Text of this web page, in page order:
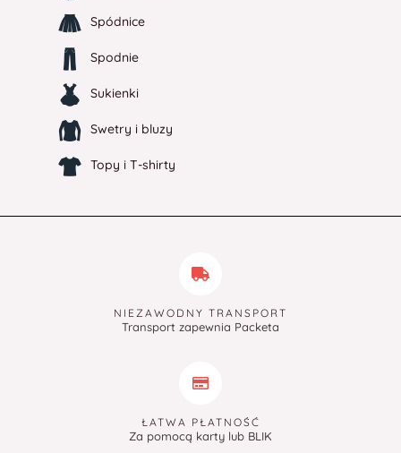
Spódnice
Spodnie
Sukienki
Swetry i bluzy
Topy i T-shirty
NIEZAWODNY TRANSPORT
Transport zapewnia Packeta
ŁATWA PŁATNOŚĆ
Za pomocą karty lub BLIK